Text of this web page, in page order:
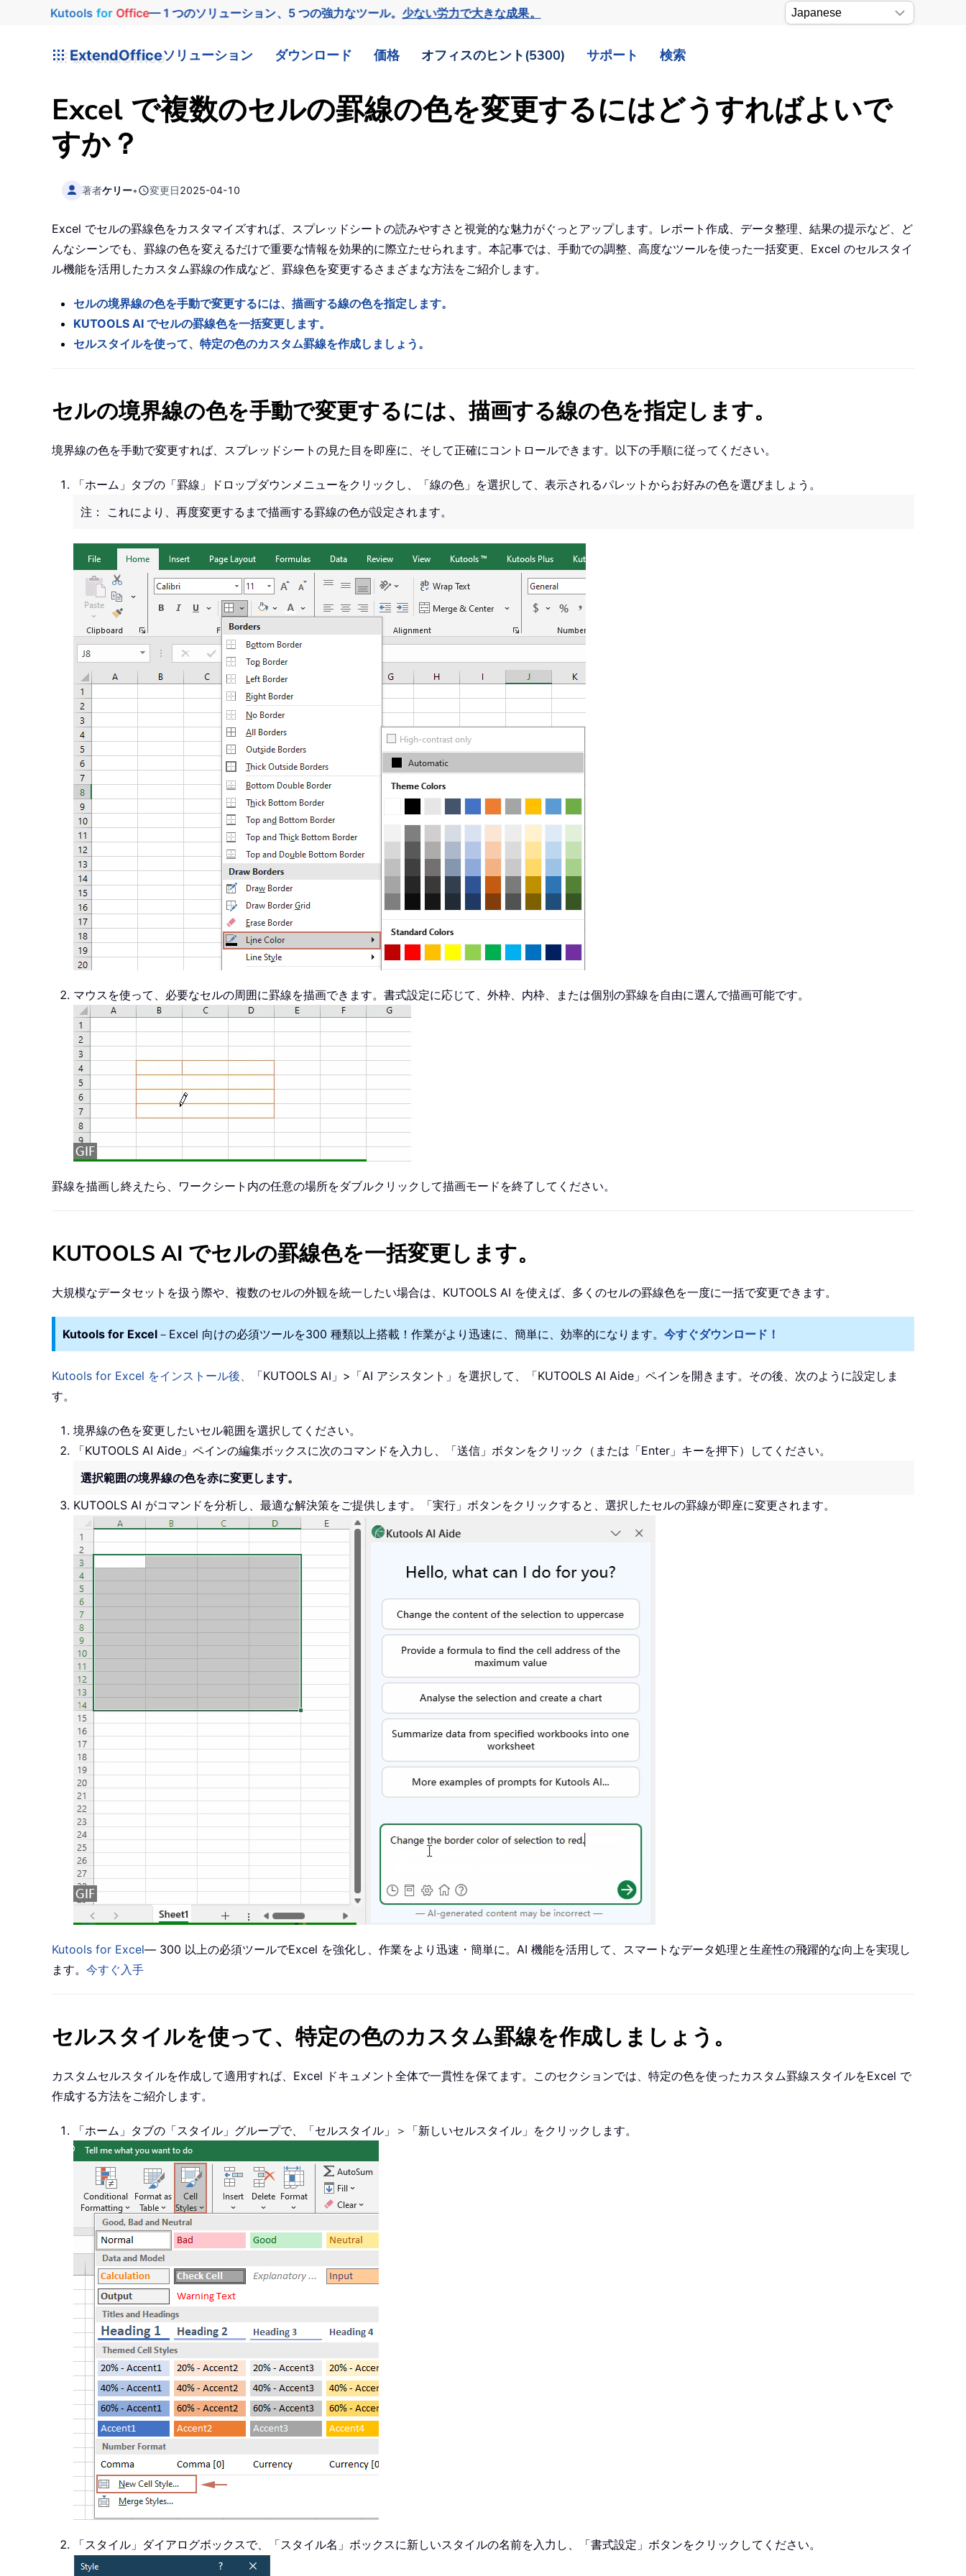
Kutools for Office— 1 つのソリューション、5 つの強力なツール。少ない労力で大きな成果。
ExtendOfficeソリューション ダウンロード 価格 オフィスのヒント(5300) サポート 検索
Excel で複数のセルの罫線の色を変更するにはどうすればよいで
すか？
著者ケリー• 変更日2025-04-10
Excel でセルの罫線色をカスタマイズすれば、スプレッドシートの読みやすさと視覚的な魅力がぐっとアップします。レポート作成、データ整理、結果の提示など、ど
んなシーンでも、罫線の色を変えるだけで重要な情報を効果的に際立たせられます。本記事では、手動での調整、高度なツールを使った一括変更、Excel のセルスタイ
ル機能を活用したカスタム罫線の作成など、罫線色を変更するさまざまな方法をご紹介します。
セルの境界線の色を手動で変更するには、描画する線の色を指定します。
KUTOOLS AI でセルの罫線色を一括変更します。
セルスタイルを使って、特定の色のカスタム罫線を作成しましょう。
セルの境界線の色を手動で変更するには、描画する線の色を指定します。
境界線の色を手動で変更すれば、スプレッドシートの見た目を即座に、そして正確にコントロールできます。以下の手順に従ってください。
「ホーム」タブの「罫線」ドロップダウンメニューをクリックし、「線の色」を選択して、表示されるパレットからお好みの色を選びましょう。
注： これにより、再度変更するまで描画する罫線の色が設定されます。
マウスを使って、必要なセルの周囲に罫線を描画できます。書式設定に応じて、外枠、内枠、または個別の罫線を自由に選んで描画可能です。
罫線を描画し終えたら、ワークシート内の任意の場所をダブルクリックして描画モードを終了してください。
KUTOOLS AI でセルの罫線色を一括変更します。
大規模なデータセットを扱う際や、複数のセルの外観を統一したい場合は、KUTOOLS AI を使えば、多くのセルの罫線色を一度に一括で変更できます。
Kutools for Excel －Excel 向けの必須ツールを300 種類以上搭載！作業がより迅速に、簡単に、効率的になります。 今すぐダウンロード！
Kutools for Excel をインストール後、
「KUTOOLS AI」>「AI アシスタント」を選択して、「KUTOOLS AI Aide」ペインを開きます。その後、次のように設定しま
す。
境界線の色を変更したいセル範囲を選択してください。
「KUTOOLS AI Aide」ペインの編集ボックスに次のコマンドを入力し、「送信」ボタンをクリック（または「Enter」キーを押下）してください。
選択範囲の境界線の色を赤に変更します。
KUTOOLS AI がコマンドを分析し、最適な解決策をご提供します。「実行」ボタンをクリックすると、選択したセルの罫線が即座に変更されます。
Kutools for Excel— 300 以上の必須ツールでExcel を強化し、作業をより迅速・簡単に。AI 機能を活用して、スマートなデータ処理と生産性の飛躍的な向上を実現し
ます。 今すぐ入手
セルスタイルを使って、特定の色のカスタム罫線を作成しましょう。
カスタムセルスタイルを作成して適用すれば、Excel ドキュメント全体で一貫性を保てます。このセクションでは、特定の色を使ったカスタム罫線スタイルをExcel で
作成する方法をご紹介します。
「ホーム」タブの「スタイル」グループで、「セルスタイル」＞「新しいセルスタイル」をクリックします。
「スタイル」ダイアログボックスで、「スタイル名」ボックスに新しいスタイルの名前を入力し、「書式設定」ボタンをクリックしてください。